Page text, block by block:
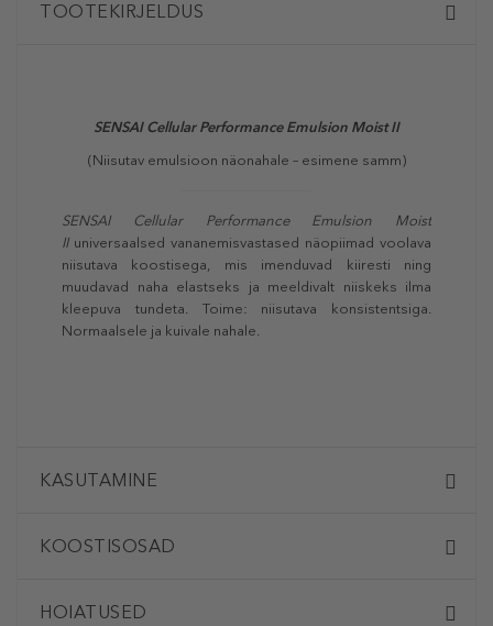
TOOTEKIRJELDUS
SENSAICellular Performance Emulsion Moist II
(Niisutav emulsioon näonahale – esimene samm)
SENSAICellular Performance Emulsion Moist
II universaalsed vananemisvastased näopiimad voolava
niisutava koostisega, mis imenduvad kiiresti ning
muudavad naha elastseks ja meeldivalt niiskeks ilma
kleepuva tundeta. Toime: niisutava konsistentsiga.
Normaalsele ja kuivale nahale.
KASUTAMINE
KOOSTISOSAD
HOIATUSED